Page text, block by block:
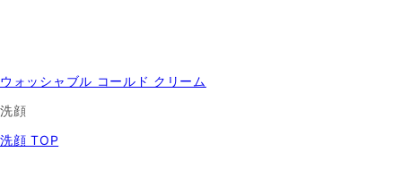
ウォッシャブル コールド クリーム
洗顔
洗顔 TOP